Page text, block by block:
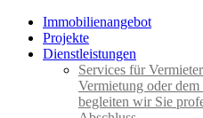
Immobilienangebot
Projekte
Dienstleistungen
Services für
Vermietung oder
begleiten wir Sie